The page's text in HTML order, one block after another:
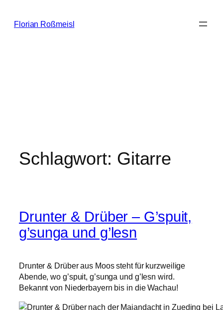
Inhalt
Florian Roßmeisl
Schlagwort: Gitarre
Drunter & Drüber – G’spuit,
g’sunga und g’lesn
Drunter & Drüber aus Moos steht für kurzweilige
Abende, wo g’spuit, g’sunga und g’lesn wird.
Bekannt von Niederbayern bis in die Wachau!